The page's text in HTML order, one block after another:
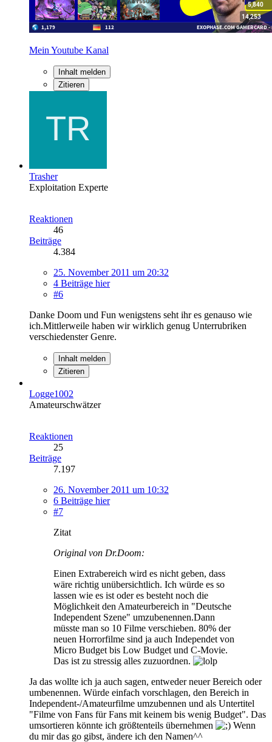
Mein Youtube Kanal
Inhalt melden
Zitieren
Trasher
Exploitation Experte
Reaktionen
46
Beiträge
4.384
25. November 2011 um 20:32
4 Beiträge hier
#6
Danke Doom und Fun wenigstens seht ihr es genauso wie
ich.Mittlerweile haben wir wirklich genug Unterrubriken
verschiedenster Genre.
Inhalt melden
Zitieren
Logge1002
Amateurschwätzer
Reaktionen
25
Beiträge
7.197
26. November 2011 um 10:32
6 Beiträge hier
#7
Zitat
Original von Dr.Doom:
Einen Extrabereich wird es nicht geben, dass
wäre richtig unübersichtlich. Ich würde es so
lassen wie es ist oder es besteht noch die
Möglichkeit den Amateurbereich in "Deutsche
Independent Szene" umzubenennen.Dann
müsste man so 10 Filme verschieben. 80% der
neuen Horrorfilme sind ja auch Independet von
Micro Budget bis Low Budget und C-Movie.
Das ist zu stressig alles zuzuordnen.
Ja das wollte ich ja auch sagen, entweder neuer Bereich oder
umbenennen. Würde einfach vorschlagen, den Bereich in
Independent-/Amateurfilme umzubennen und als Untertitel
"Filme von Fans für Fans mit keinem bis wenig Budget". Das
umsortieren könnte ich größtenteils übernehmen
Wenn
du mir das go gibst, ändere ich den Namen^^